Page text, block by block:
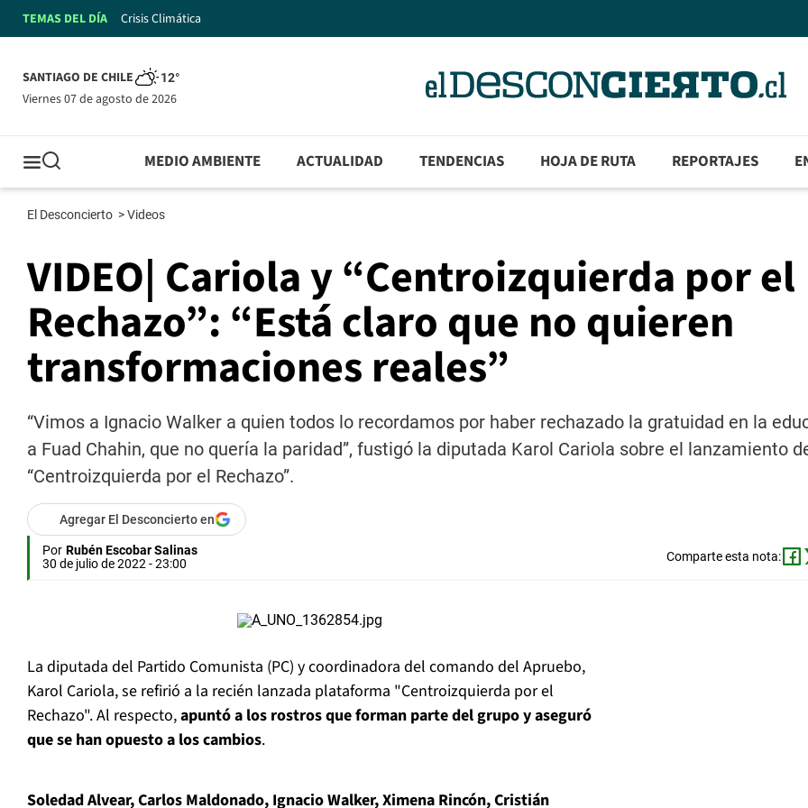
TEMAS DEL DÍA Crisis Climática
SANTIAGO DE CHILE 12°
viernes 07 de agosto de 2026
MEDIO AMBIENTE ACTUALIDAD TENDENCIAS HOJA DE RUTA REPORTAJES
El Desconcierto >Videos
VIDEO| Cariola y “Centroizquierda por el
Rechazo”: “Está claro que no quieren
transformaciones reales”
“Vimos a Ignacio Walker a quien todos lo recordamos por haber rechazado la gratuidad en la
a Fuad Chahin, que no quería la paridad”, fustigó la diputada Karol Cariola sobre el lanzamiento
“Centroizquierda por el Rechazo”.
Agregar El Desconcierto en
Por Rubén Escobar Salinas
30 de julio de 2022 - 23:00
Comparte esta nota:
La diputada del Partido Comunista (PC) y coordinadora del comando del Apruebo,
Karol Cariola, se refirió a la recién lanzada plataforma "Centroizquierda por el
Rechazo". Al respecto,apuntó a los rostros que forman parte del grupo y aseguró
que se han opuesto a los cambios.
Soledad Alvear, Carlos Maldonado, Ignacio Walker, Ximena Rincón, Cristián